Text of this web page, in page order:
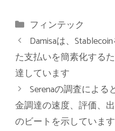
カ
テ
ゴ
リ
ー
フィンテック
Damisaは、
た支払いを簡素化する
達しています
Serenaの調査によ
金調達の速度、評価、
のビートを示しています